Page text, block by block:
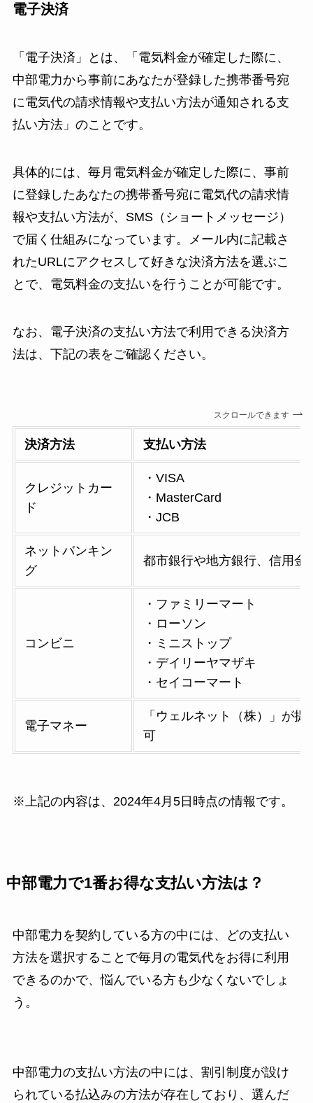
電子決済
「電子決済」とは、「電気料金が確定した際に、
中部電力から事前にあなたが登録した携帯番号宛
に電気代の請求情報や支払い方法が通知される支
払い方法」のことです。
具体的には、毎月電気料金が確定した際に、事前
に登録したあなたの携帯番号宛に電気代の請求情
報や支払い方法が、SMS（ショートメッセージ）
で届く仕組みになっています。メール内に記載さ
れたURLにアクセスして好きな決済方法を選ぶこ
とで、電気料金の支払いを行うことが可能です。
なお、電子決済の支払い方法で利用できる決済方
法は、下記の表をご確認ください。
スクロールできます
決済方法 支払い方法
クレジットカー
ド
・VISA
・MasterCard
・JCB
ネットバンキン
グ
都市銀行や地方銀行、信用
コンビニ
・ファミリーマート
・ローソン
・ミニストップ
・デイリーヤマザキ
・セイコーマート
電子マネー
「ウェルネット（株）」が
可
※上記の内容は、2024年4月5日時点の情報です。
中部電力で1番お得な支払い方法は？
中部電力を契約している方の中には、どの支払い
方法を選択することで毎月の電気代をお得に利用
できるのかで、悩んでいる方も少なくないでしょ
う。
中部電力の支払い方法の中には、割引制度が設け
られている払込みの方法が存在しており、選んだ